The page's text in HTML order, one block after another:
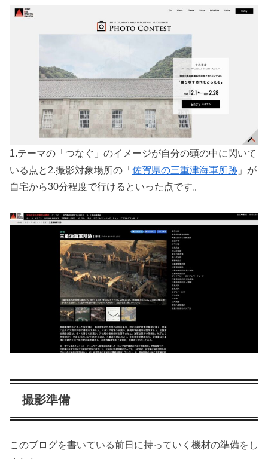
1.テーマの「つなぐ」のイメージが自分の頭の中に閃いて
いる点と2.撮影対象場所の「 佐賀県の三重津海軍所跡 」が
自宅から30分程度で行けるといった点です。
撮影準備
このブログを書いている前日に持っていく機材の準備をし